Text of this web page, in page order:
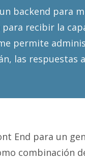
backend para
recibir la
permite
las respuestas
End para un
combinación